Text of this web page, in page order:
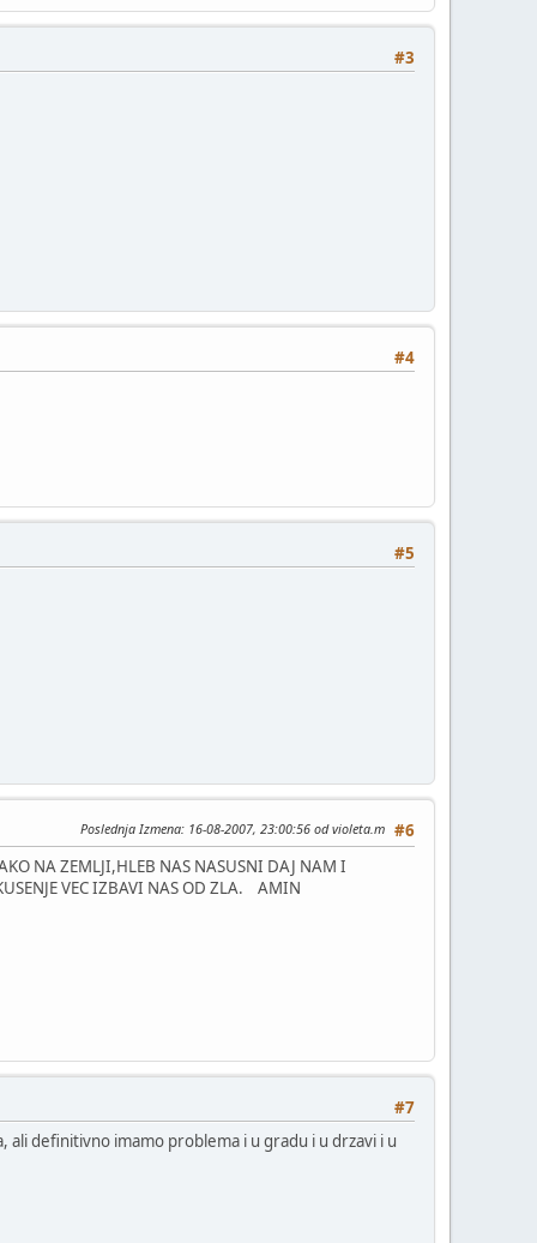
#3
#4
#5
#6
Poslednja Izmena: 16-08-2007, 23:00:56 od violeta.m
NA ZEMLJI,HLEB NAS NASUSNI DAJ NAM I
VEC IZBAVI NAS OD ZLA. AMIN
#7
ali definitivno imamo problema i u gradu i u drzavi i u